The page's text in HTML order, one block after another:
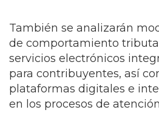
También se analizarán
de comportamiento
servicios electrónicos
para contribuyentes, así
plataformas digitales e
en los procesos de